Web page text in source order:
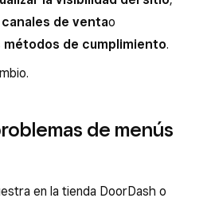
canales de ventao
métodos de cumplimiento.
de menús
en la tienda DoorDash o